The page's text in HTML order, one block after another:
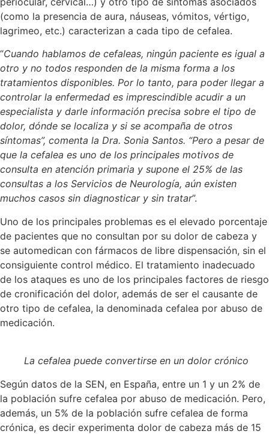
(como la presencia de aura, náuseas, vómitos, vértigo,
lagrimeo, etc.) caracterizan a cada tipo de cefalea.
“Cuando hablamos de cefaleas, ningún paciente es igual a
otro y no todos responden de la misma forma a los
tratamientos disponibles. Por lo tanto, para poder llegar a
controlar la enfermedad es imprescindible acudir a un
especialista y darle información precisa sobre el tipo de
dolor, dónde se localiza y si se acompaña de otros
síntomas”, comenta la Dra. Sonia Santos. “Pero a pesar de
que la cefalea es uno de los principales motivos de
consulta en atención primaria y supone el 25% de las
consultas a los Servicios de Neurología, aún existen
muchos casos sin diagnosticar y sin tratar”.
Uno de los principales problemas es el elevado porcentaje
de pacientes que no consultan por su dolor de cabeza y
se automedican con fármacos de libre dispensación, sin el
consiguiente control médico. El tratamiento inadecuado
de los ataques es uno de los principales factores de riesgo
de cronificación del dolor, además de ser el causante de
otro tipo de cefalea, la denominada cefalea por abuso de
medicación.
La cefalea puede convertirse en un dolor crónico
Según datos de la SEN, en España, entre un 1 y un 2% de
la población sufre cefalea por abuso de medicación. Pero,
además, un 5% de la población sufre cefalea de forma
crónica, es decir experimenta dolor de cabeza más de 15